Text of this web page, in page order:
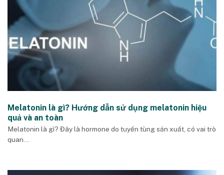
Melatonin là gì? Hướng dẫn sử dụng melatonin hiệu
quả và an toàn
Melatonin là gì? Đây là hormone do tuyến tùng sản xuất, có vai trò
quan...